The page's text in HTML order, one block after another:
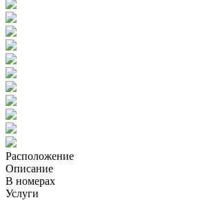
Расположение
Описание
В номерах
Услуги